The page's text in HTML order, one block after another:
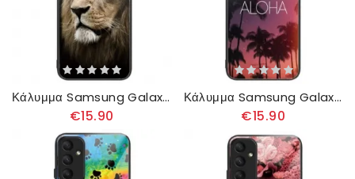
Κάλυμμα Samsung Galaxy A55 5g Μοτίβο Λιονταριού Από Σκληρυμένο Γυαλί
€15.90
Κάλυμμα Samsung Galaxy A55 5g Aloha Tempered Glass
€15.90